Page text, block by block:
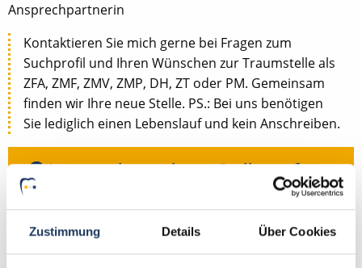
Zustimmung Details Über Cookies
Ansprechpartnerin
Kontaktieren Sie mich gerne bei Fragen zum
Suchprofil und Ihren Wünschen zur Traumstelle als
ZFA, ZMF, ZMV, ZMP, DH, ZT oder PM. Gemeinsam
finden wir Ihre neue Stelle. PS.: Bei uns benötigen
Sie lediglich einen Lebenslauf und kein Anschreiben.
Jetzt zur kostenlosen Stellenanfrage
Kontakt
Tel.: +49 (0) 521 / 911 730 44